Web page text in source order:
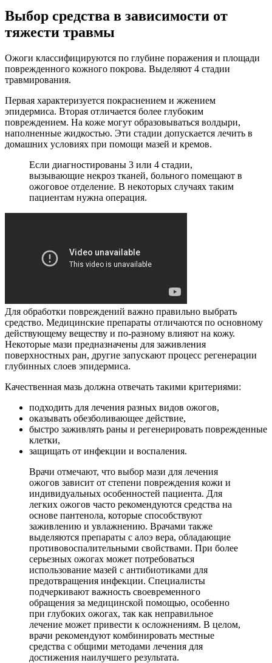
Выбор средства в зависимости от
тяжести травмы
Ожоги классифицируются по глубине поражения и площади
поврежденного кожного покрова. Выделяют 4 стадии
травмирования.
Первая характеризуется покраснением и жжением
эпидермиса. Вторая отличается более глубоким
повреждением. На коже могут образовываться волдыри,
наполненные жидкостью. Эти стадии допускается лечить в
домашних условиях при помощи мазей и кремов.
Если диагностированы 3 или 4 стадии,
вызывающие некроз тканей, больного помещают в
ожоговое отделение. В некоторых случаях таким
пациентам нужна операция.
Для обработки повреждений важно правильно выбрать
средство. Медицинские препараты отличаются по основному
действующему веществу и по-разному влияют на кожу.
Некоторые мази предназначены для заживления
поверхностных ран, другие запускают процесс регенерации
глубинных слоев эпидермиса.
Качественная мазь должна отвечать такими критериями:
подходить для лечения разных видов ожогов,
оказывать обезболивающее действие,
быстро заживлять раны и регенерировать поврежденные
клетки,
защищать от инфекции и воспаления.
Врачи отмечают, что выбор мази для лечения
ожогов зависит от степени повреждения кожи и
индивидуальных особенностей пациента. Для
легких ожогов часто рекомендуются средства на
основе пантенола, которые способствуют
заживлению и увлажнению. Врачами также
выделяются препараты с алоэ вера, обладающие
противовоспалительными свойствами. При более
серьезных ожогах может потребоваться
использование мазей с антибиотиками для
предотвращения инфекции. Специалисты
подчеркивают важность своевременного
обращения за медицинской помощью, особенно
при глубоких ожогах, так как неправильное
лечение может привести к осложнениям. В целом,
врачи рекомендуют комбинировать местные
средства с общими методами лечения для
достижения наилучшего результата.